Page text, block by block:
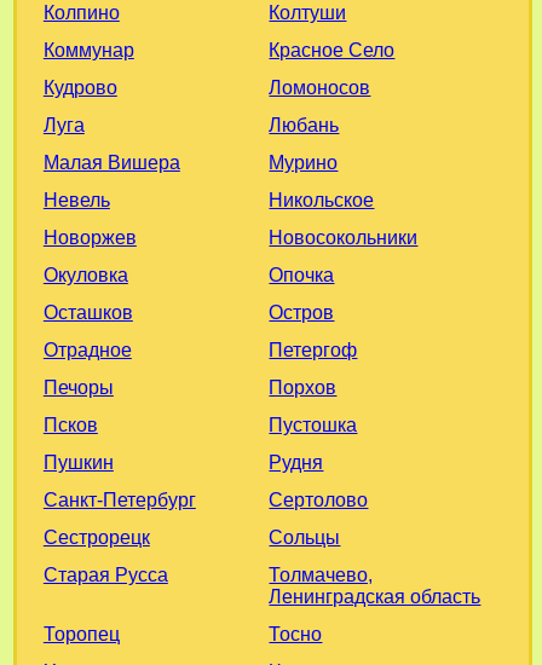
Колпино
Колтуши
Коммунар
Красное Село
Кудрово
Ломоносов
Луга
Любань
Малая Вишера
Мурино
Невель
Никольское
Новоржев
Новосокольники
Окуловка
Опочка
Осташков
Остров
Отрадное
Петергоф
Печоры
Порхов
Псков
Пустошка
Пушкин
Рудня
Санкт-Петербург
Сертолово
Сестрорецк
Сольцы
Старая Русса
Толмачево,
Ленинградская область
Торопец
Тосно